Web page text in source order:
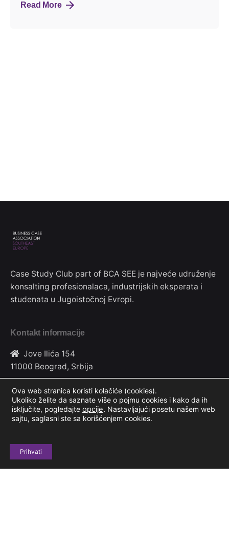
Read More
Case Study Club part of BCA SEE je najveće udruženje
konsalting profesionalaca, industrijskih eksperata i
studenata u Jugoistočnoj Evropi.
Kontakt informacije
Jove Ilića 154
11000 Beograd, Srbija
+381 69 604 678
casestudyclubinfo@gmail.com
Budimo u kontaktu
Ova web stranica koristi kolačiće (cookies).
Ukoliko želite da saznate više o pojmu cookies i kako da ih
isključite, pogledajte opcije. Nastavljajući posetu našem web
sajtu, saglasni ste sa korišćenjem cookies.
Prihvati